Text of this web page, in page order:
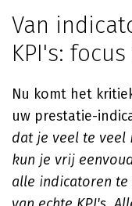
Van
KPI's:
Nu komt het
uw prestatie-
dat je veel te veel
kun je vrij
alle indicatoren te